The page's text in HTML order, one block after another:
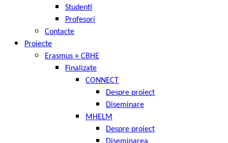
Studenti
Profesori
Contacte
Proiecte
Erasmus + CBHE
Finalizate
CONNECT
Despre proiect
Diseminare
MHELM
Despre proiect